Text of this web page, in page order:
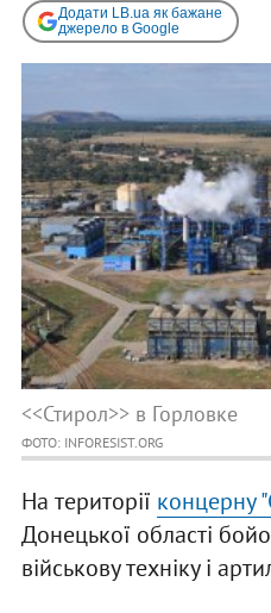
Додати LB.ua як бажане
джерело в Google
<<Стирол>> в Горловке
ФОТО: INFORESIST.ORG
На території концерну
Донецької області
військову техніку і